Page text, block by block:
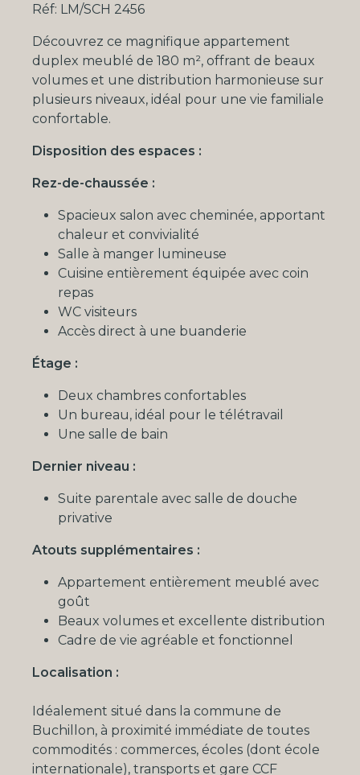
Réf: LM/SCH 2456
Découvrez ce magnifique appartement
duplex meublé de 180 m², offrant de beaux
volumes et une distribution harmonieuse sur
plusieurs niveaux, idéal pour une vie familiale
confortable.
Disposition des espaces :
Rez-de-chaussée :
Spacieux salon avec cheminée, apportant
chaleur et convivialité
Salle à manger lumineuse
Cuisine entièrement équipée avec coin
repas
WC visiteurs
Accès direct à une buanderie
Étage :
Deux chambres confortables
Un bureau, idéal pour le télétravail
Une salle de bain
Dernier niveau :
Suite parentale avec salle de douche
privative
Atouts supplémentaires :
Appartement entièrement meublé avec
goût
Beaux volumes et excellente distribution
Cadre de vie agréable et fonctionnel
Localisation :
Idéalement situé dans la commune de
Buchillon, à proximité immédiate de toutes
commodités : commerces, écoles (dont école
internationale), transports et gare CCF